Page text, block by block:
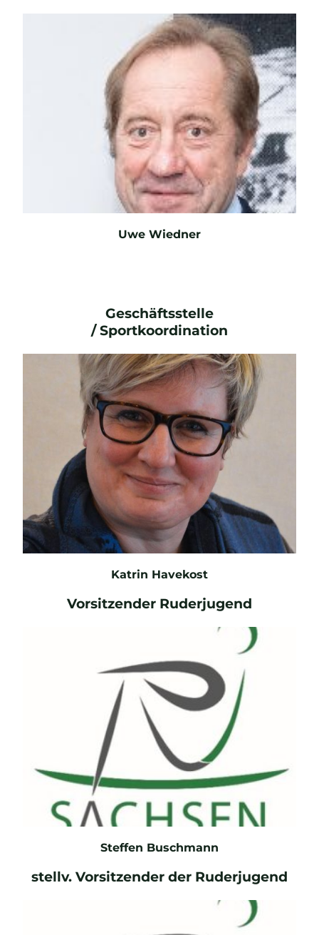
E-Mail
E-Mail
Uwe Wiedner
Geschäftsstelle
/ Sportkoordination
Katrin Havekost
Vorsitzender Ruderjugend
Steffen Buschmann
stellv. Vorsitzender der Ruderjugend